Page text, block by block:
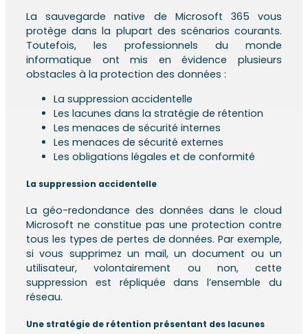
La sauvegarde native de Microsoft 365 vous
protège dans la plupart des scénarios courants.
Toutefois, les professionnels du monde
informatique ont mis en évidence plusieurs
obstacles à la protection des données :
La suppression accidentelle
Les lacunes dans la stratégie de rétention
Les menaces de sécurité internes
Les menaces de sécurité externes
Les obligations légales et de conformité
La suppression accidentelle
La géo-redondance des données dans le cloud
Microsoft ne constitue pas une protection contre
tous les types de pertes de données. Par exemple,
si vous supprimez un mail, un document ou un
utilisateur, volontairement ou non, cette
suppression est répliquée dans l’ensemble du
réseau.
Une stratégie de rétention présentant des lacunes